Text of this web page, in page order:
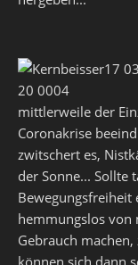
mittlerweile der
Coronakrise
zwitschert es,
der Sonne... Sollte
Bewegungsfreiheit
hemmungslos
Gebrauch
können sich dann